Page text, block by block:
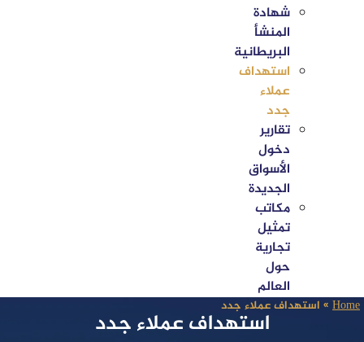
شهادة
المنشأ
البريطانية
استهداف
عملاء
جدد
تقارير
دخول
الأسواق
الجديدة
مكاتب
تمثيل
تجارية
حول
العالم
Home
» استهداف عملاء جدد
استهداف عملاء جدد